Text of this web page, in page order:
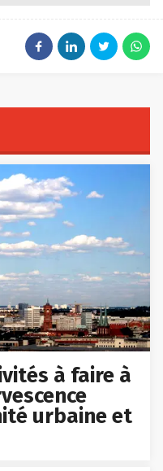
à faire à
urbaine et